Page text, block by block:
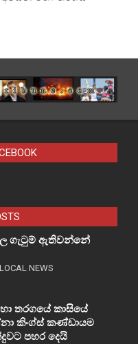
ගැටුම් ඇතිවන්නේ
LOCAL NEWS
තරගයේ කාසියේ
කිංග්ස් කණ්ඩායම
පහර දෙයි